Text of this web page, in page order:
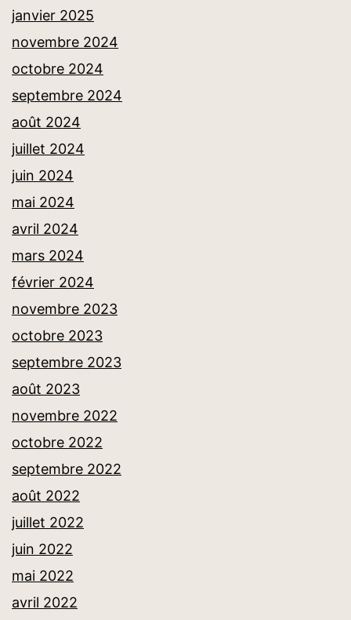
janvier 2025
novembre 2024
octobre 2024
septembre 2024
août 2024
juillet 2024
juin 2024
mai 2024
avril 2024
mars 2024
février 2024
novembre 2023
octobre 2023
septembre 2023
août 2023
novembre 2022
octobre 2022
septembre 2022
août 2022
juillet 2022
juin 2022
mai 2022
avril 2022